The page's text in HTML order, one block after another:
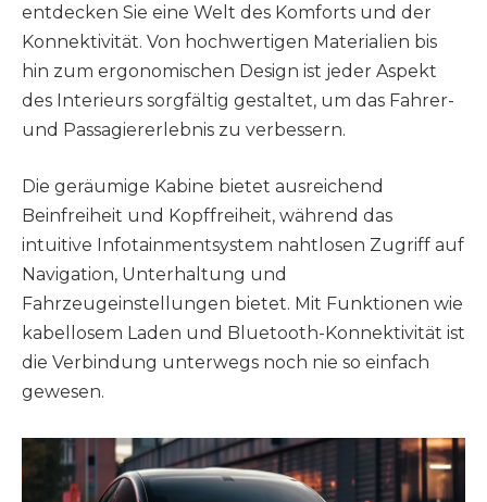
entdecken Sie eine Welt des Komforts und der
Konnektivität. Von hochwertigen Materialien bis
hin zum ergonomischen Design ist jeder Aspekt
des Interieurs sorgfältig gestaltet, um das Fahrer-
und Passagiererlebnis zu verbessern.
Die geräumige Kabine bietet ausreichend
Beinfreiheit und Kopffreiheit, während das
intuitive Infotainmentsystem nahtlosen Zugriff auf
Navigation, Unterhaltung und
Fahrzeugeinstellungen bietet. Mit Funktionen wie
kabellosem Laden und Bluetooth-Konnektivität ist
die Verbindung unterwegs noch nie so einfach
gewesen.